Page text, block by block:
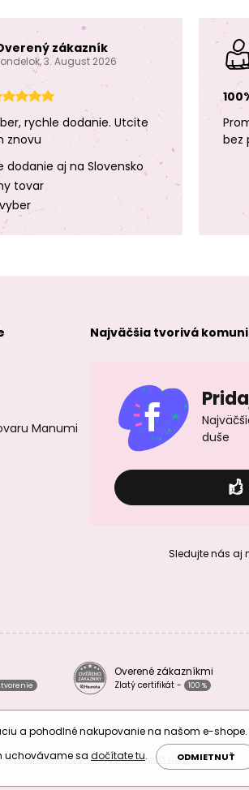
zákazník
3. August 2026
rychle dodanie. Utcite
znovu
dodanie aj na Slovensko
tovar
bez
Manumi
Najväčšia tvorivá
duše
Sledujte nás aj
Overené zákazníkmi
Zlatý certifikát - 100 %
Podmienky ochrany osobných údajov
a pohodlné nakupovanie na našom e-
uchovávame sa dočítate tu. ODMIETNUŤ